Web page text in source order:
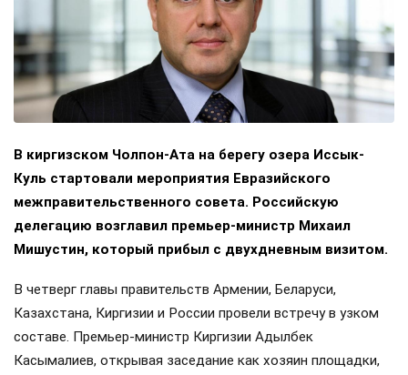
В киргизском Чолпон-Ата на берегу озера Иссык-
Куль стартовали мероприятия Евразийского
межправительственного совета. Российскую
делегацию возглавил премьер-министр Михаил
Мишустин, который прибыл с двухдневным визитом.
В четверг главы правительств Армении, Беларуси,
Казахстана, Киргизии и России провели встречу в узком
составе. Премьер-министр Киргизии Адылбек
Касымалиев, открывая заседание как хозяин площадки,